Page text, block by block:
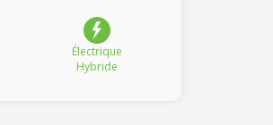
Électrique
Hybride